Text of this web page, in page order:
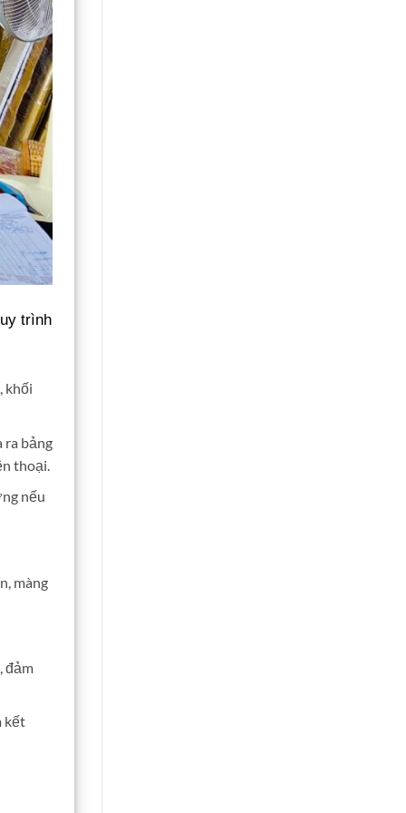
trình
khối
ra bảng
thoại.
nếu
màng
đảm
kết